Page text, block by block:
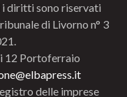
diritti sono riservati
di Livorno n° 3
12 Portoferraio
delle imprese